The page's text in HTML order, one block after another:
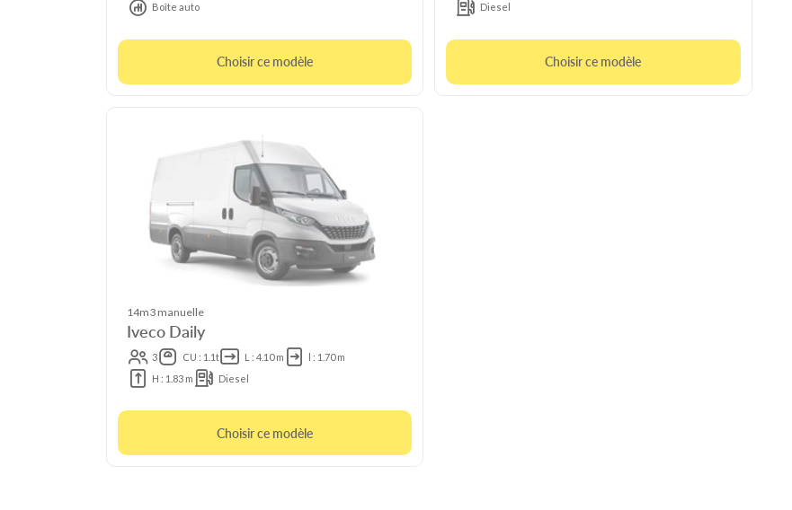
Boîte auto
Choisir ce modèle
Diesel
Choisir ce modèle
14m3 manuelle
Iveco Daily
3 CU : 1.1t L : 4.10 m
l : 1.70 m
H : 1.83 m
Diesel
Choisir ce modèle